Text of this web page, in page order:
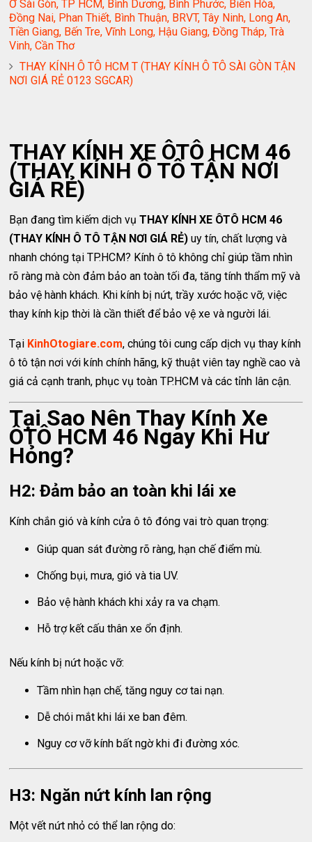
Ở Sài Gòn, TP HCM, Bình Dương, Bình Phước, Biên Hòa,
Đồng Nai, Phan Thiết, Bình Thuận, BRVT, Tây Ninh, Long An,
Tiền Giang, Bến Tre, Vĩnh Long, Hậu Giang, Đồng Tháp, Trà
Vinh, Cần Thơ
THAY KÍNH Ô TÔ HCM T (THAY KÍNH Ô TÔ SÀI GÒN TẬN
NƠI GIÁ RẺ 0123 SGCAR)
THAY KÍNH XE ÔTÔ HCM 46
(THAY KÍNH Ô TÔ TẬN NƠI
GIÁ RẺ)
Bạn đang tìm kiếm dịch vụTHAY KÍNH XE ÔTÔ HCM 46
(THAY KÍNH Ô TÔ TẬN NƠI GIÁ RẺ) uy tín, chất lượng và
nhanh chóng tại TP.HCM? Kính ô tô không chỉ giúp tầm nhìn
rõ ràng mà còn đảm bảo an toàn tối đa, tăng tính thẩm mỹ và
bảo vệ hành khách. Khi kính bị nứt, trầy xước hoặc vỡ, việc
thay kính kịp thời là cần thiết để bảo vệ xe và người lái.
Tại KinhOtogiare.com, chúng tôi cung cấp dịch vụ thay kính
ô tô tận nơi với kính chính hãng, kỹ thuật viên tay nghề cao và
giá cả cạnh tranh, phục vụ toàn TP.HCM và các tỉnh lân cận.
Tại Sao Nên Thay Kính Xe
ÔTÔ HCM 46 Ngay Khi Hư
Hỏng?
H2: Đảm bảo an toàn khi lái xe
Kính chắn gió và kính cửa ô tô đóng vai trò quan trọng:
Giúp quan sát đường rõ ràng, hạn chế điểm mù.
Chống bụi, mưa, gió và tia UV.
Bảo vệ hành khách khi xảy ra va chạm.
Hỗ trợ kết cấu thân xe ổn định.
Nếu kính bị nứt hoặc vỡ:
Tầm nhìn hạn chế, tăng nguy cơ tai nạn.
Dễ chói mắt khi lái xe ban đêm.
Nguy cơ vỡ kính bất ngờ khi đi đường xóc.
H3: Ngăn nứt kính lan rộng
Một vết nứt nhỏ có thể lan rộng do: